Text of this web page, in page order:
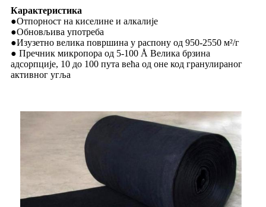
Карактеристика
●Отпорност на киселине и алкалије
●Обновљива употреба
●Изузетно велика површина у распону од 950-2550 м²/г
● Пречник микропора од 5-100 Å Велика брзина
адсорпције, 10 до 100 пута већа од оне код гранулираног
активног угља